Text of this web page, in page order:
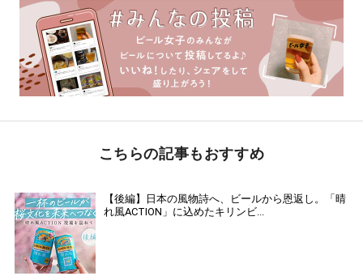
こちらの記事もおすすめ
【後編】日本の風物詩へ、ビールから恩返し。「晴
れ風ACTION」に込めたキリンビ...